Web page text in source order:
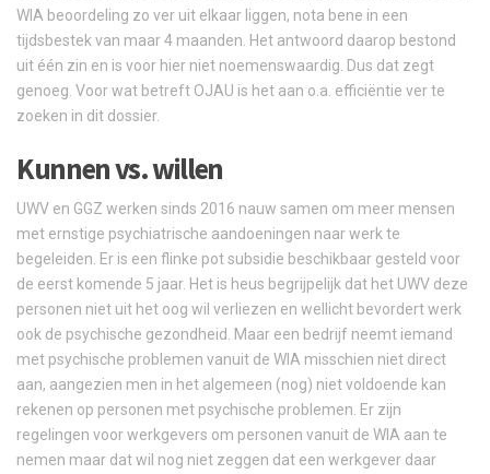
WIA beoordeling zo ver uit elkaar liggen, nota bene in een
tijdsbestek van maar 4 maanden. Het antwoord daarop bestond
uit één zin en is voor hier niet noemenswaardig. Dus dat zegt
genoeg. Voor wat betreft OJAU is het aan o.a. efficiëntie ver te
zoeken in dit dossier.
Kunnen vs. willen
UWV en GGZ werken sinds 2016 nauw samen om meer mensen
met ernstige psychiatrische aandoeningen naar werk te
begeleiden. Er is een flinke pot subsidie beschikbaar gesteld voor
de eerst komende 5 jaar. Het is heus begrijpelijk dat het UWV deze
personen niet uit het oog wil verliezen en wellicht bevordert werk
ook de psychische gezondheid. Maar een bedrijf neemt iemand
met psychische problemen vanuit de WIA misschien niet direct
aan, aangezien men in het algemeen (nog) niet voldoende kan
rekenen op personen met psychische problemen. Er zijn
regelingen voor werkgevers om personen vanuit de WIA aan te
nemen maar dat wil nog niet zeggen dat een werkgever daar